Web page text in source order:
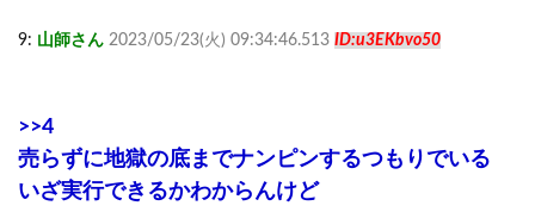
9: 山師さん 2023/05/23(火) 09:34:46.513 ID:u3EKbvo50
>>4
売らずに地獄の底までナンピンするつもりでいる
いざ実行できるかわからんけど